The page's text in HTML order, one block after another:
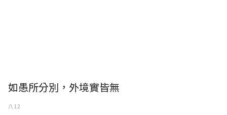
如愚所分別，外境實皆無
八 12